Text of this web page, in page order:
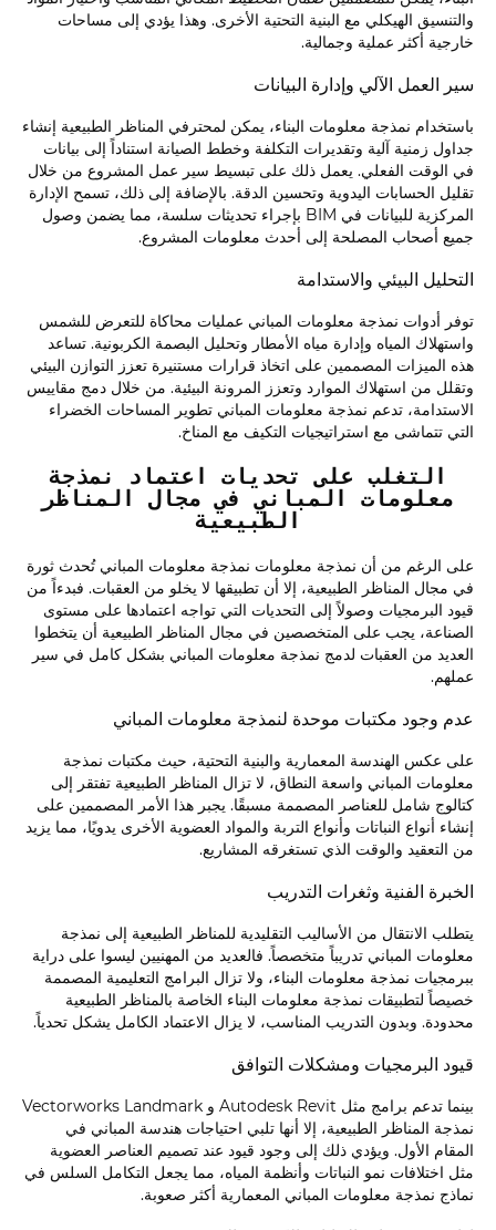
والتنسيق الهيكلي مع البنية التحتية الأخرى. وهذا يؤدي إلى مساحات
خارجية أكثر عملية وجمالية.
سير العمل الآلي وإدارة البيانات
باستخدام نمذجة معلومات البناء، يمكن لمحترفي المناظر الطبيعية إنشاء
جداول زمنية آلية وتقديرات التكلفة وخطط الصيانة استناداً إلى بيانات
في الوقت الفعلي. يعمل ذلك على تبسيط سير عمل المشروع من خلال
تقليل الحسابات اليدوية وتحسين الدقة. بالإضافة إلى ذلك، تسمح الإدارة
المركزية للبيانات في BIM بإجراء تحديثات سلسة، مما يضمن وصول
جميع أصحاب المصلحة إلى أحدث معلومات المشروع.
التحليل البيئي والاستدامة
توفر أدوات نمذجة معلومات المباني عمليات محاكاة للتعرض للشمس
واستهلاك المياه وإدارة مياه الأمطار وتحليل البصمة الكربونية. تساعد
هذه الميزات المصممين على اتخاذ قرارات مستنيرة تعزز التوازن البيئي
وتقلل من استهلاك الموارد وتعزز المرونة البيئية. من خلال دمج مقاييس
الاستدامة، تدعم نمذجة معلومات المباني تطوير المساحات الخضراء
التي تتماشى مع استراتيجيات التكيف مع المناخ.
التغلب على تحديات اعتماد نمذجة
معلومات المباني في مجال المناظر
الطبيعية
على الرغم من أن نمذجة معلومات نمذجة معلومات المباني تُحدث ثورة
في مجال المناظر الطبيعية، إلا أن تطبيقها لا يخلو من العقبات. فبدءاً من
قيود البرمجيات وصولاً إلى التحديات التي تواجه اعتمادها على مستوى
الصناعة، يجب على المتخصصين في مجال المناظر الطبيعية أن يتخطوا
العديد من العقبات لدمج نمذجة معلومات المباني بشكل كامل في سير
عملهم.
عدم وجود مكتبات موحدة لنمذجة معلومات المباني
على عكس الهندسة المعمارية والبنية التحتية، حيث مكتبات نمذجة
معلومات المباني واسعة النطاق، لا تزال المناظر الطبيعية تفتقر إلى
كتالوج شامل للعناصر المصممة مسبقًا. يجبر هذا الأمر المصممين على
إنشاء أنواع النباتات وأنواع التربة والمواد العضوية الأخرى يدويًا، مما يزيد
من التعقيد والوقت الذي تستغرقه المشاريع.
الخبرة الفنية وثغرات التدريب
يتطلب الانتقال من الأساليب التقليدية للمناظر الطبيعية إلى نمذجة
معلومات المباني تدريباً متخصصاً. فالعديد من المهنيين ليسوا على دراية
ببرمجيات نمذجة معلومات البناء، ولا تزال البرامج التعليمية المصممة
خصيصاً لتطبيقات نمذجة معلومات البناء الخاصة بالمناظر الطبيعية
محدودة. وبدون التدريب المناسب، لا يزال الاعتماد الكامل يشكل تحدياً.
قيود البرمجيات ومشكلات التوافق
بينما تدعم برامج مثل Autodesk Revit و Vectorworks Landmark
نمذجة المناظر الطبيعية، إلا أنها تلبي احتياجات هندسة المباني في
المقام الأول. ويؤدي ذلك إلى وجود قيود عند تصميم العناصر العضوية
مثل اختلافات نمو النباتات وأنظمة المياه، مما يجعل التكامل السلس في
نماذج نمذجة معلومات المباني المعمارية أكثر صعوبة.